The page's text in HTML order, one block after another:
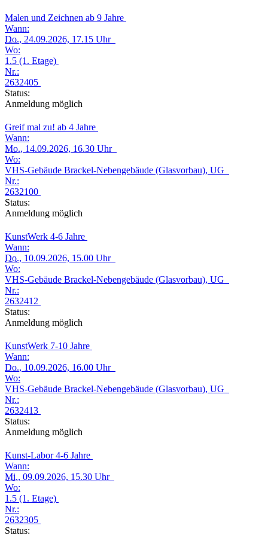
Malen und Zeichnen ab 9 Jahre
Wann:
Do., 24.09.2026, 17.15 Uhr
Wo:
1.5 (1. Etage)
Nr.:
2632405
Status:
Anmeldung möglich
Greif mal zu! ab 4 Jahre
Wann:
Mo., 14.09.2026, 16.30 Uhr
Wo:
VHS-Gebäude Brackel-Nebengebäude (Glasvorbau), UG
Nr.:
2632100
Status:
Anmeldung möglich
KunstWerk 4-6 Jahre
Wann:
Do., 10.09.2026, 15.00 Uhr
Wo:
VHS-Gebäude Brackel-Nebengebäude (Glasvorbau), UG
Nr.:
2632412
Status:
Anmeldung möglich
KunstWerk 7-10 Jahre
Wann:
Do., 10.09.2026, 16.00 Uhr
Wo:
VHS-Gebäude Brackel-Nebengebäude (Glasvorbau), UG
Nr.:
2632413
Status:
Anmeldung möglich
Kunst-Labor 4-6 Jahre
Wann:
Mi., 09.09.2026, 15.30 Uhr
Wo:
1.5 (1. Etage)
Nr.:
2632305
Status: